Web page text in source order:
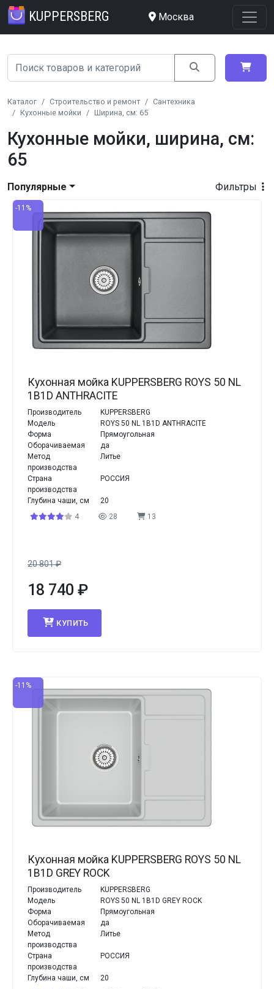
KUPPERSBERG Москва
Каталог Строительство и ремонт
Сантехника
Кухонные мойки
Ширина, см: 65
Кухонные мойки, ширина, см:
65
Фильтры
Популярные
-11%
Кухонная мойка KUPPERSBERG ROYS 50 NL
1B1D ANTHRACITE
Производитель
KUPPERSBERG
Модель
ROYS 50 NL 1B1D ANTHRACITE
Форма
Прямоугольная
Оборачиваемая
да
Метод
производства
Литье
Страна
производства
РОССИЯ
Глубина чаши, см
20
4
28 13
20 801₽
18 740 ₽
КУПИТЬ
-11%
Кухонная мойка KUPPERSBERG ROYS 50 NL
1B1D GREY ROCK
Производитель
KUPPERSBERG
Модель
ROYS 50 NL 1B1D GREY ROCK
Форма
Прямоугольная
Оборачиваемая
да
Метод
производства
Литье
Страна
производства
РОССИЯ
Глубина чаши, см
20